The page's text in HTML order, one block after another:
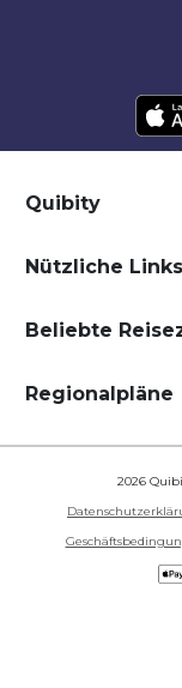
Quibity
Nützliche Links
Beliebte
Regionalpläne
2026